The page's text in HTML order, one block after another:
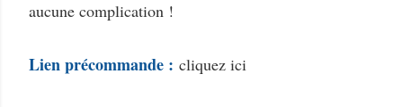
aucune complication !
Lien précommande : cliquez ici